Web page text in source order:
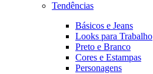
Tendências
Básicos e Jeans
Looks para Trabalho
Preto e Branco
Cores e Estampas
Personagens